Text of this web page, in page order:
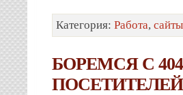
Категория: Работа, сайты
БОРЕМСЯ С
ПОСЕТИТЕЛЕЙ